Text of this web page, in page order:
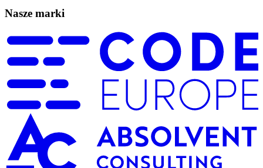
Nasze marki